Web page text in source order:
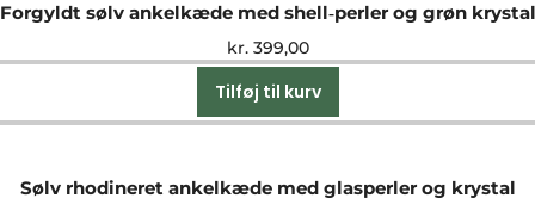
Forgyldt sølv ankelkæde med shell‑perler og grøn krystal
kr.399,00
Tilføj til kurv
Sølv rhodineret ankelkæde med glasperler og krystal